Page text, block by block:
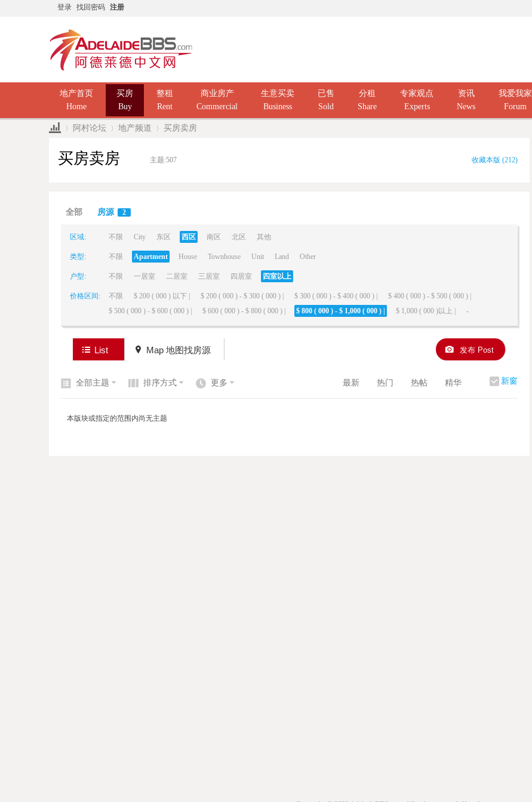
登录 找回密码 注册
地产首页
Home
买房
Buy
整租
Rent
商业房产
Commercial
生意买卖
Business
已售
Sold
分租
Share
专家观点
Experts
资讯
News
我爱我家
Forum
阿村论坛 地产频道 买房卖房
买房卖房 主题:507 收藏本版 (212)
全部 房源 2
区域: 不限 City 东区 西区 南区 北区 其他
类型: 不限 Apartment House Townhouse Unit Land Other
户型: 不限 一居室 二居室 三居室 四居室 四室以上
价格区间: 不限 $ 200 ( 000 ) 以下 | $ 200 ( 000 ) - $ 300 ( 000 ) | $ 300 ( 000 ) - $ 400 ( 000 ) |
$ 400 ( 000 ) - $ 500 ( 000 ) |
$ 500 ( 000 ) - $ 600 ( 000 ) |
$ 600 ( 000 ) - $ 800 ( 000 ) | $ 800 ( 000 ) - $ 1,000 ( 000 ) | $ 1,000 ( 000 )以上 | -
List Map 地图找房源 发布 Post
新窗
全部主题 排序方式 更多 最新 热门 热帖 精华
本版块或指定的范围内尚无主题